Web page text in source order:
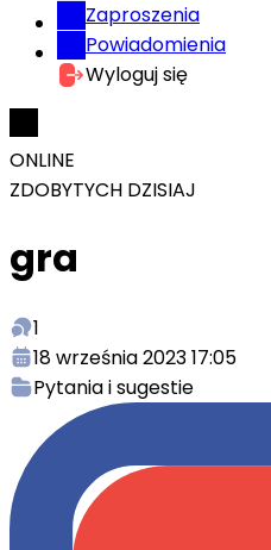
Zaproszenia
Powiadomienia
Wyloguj się
ONLINE
ZDOBYTYCH DZISIAJ
gra
1
18 września 2023 17:05
Pytania i sugestie